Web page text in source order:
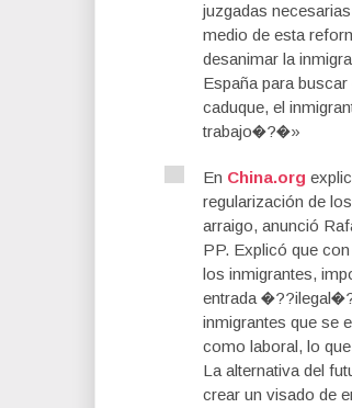
juzgadas
medio de esta
desanimar la
España para
caduque, el
trabajo�?�»
En China.org
regularización de
arraigo, anunció
PP. Explicó que
los inmigrantes,
entrada
inmigrantes que se
como laboral, lo
La alternativa del
crear un visado de